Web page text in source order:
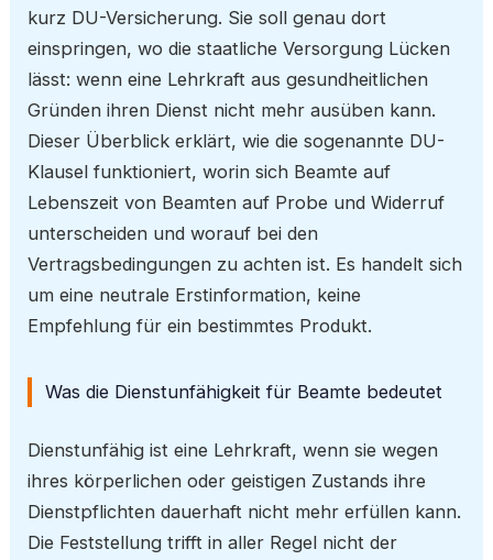
kurz DU-Versicherung. Sie soll genau dort
einspringen, wo die staatliche Versorgung Lücken
lässt: wenn eine Lehrkraft aus gesundheitlichen
Gründen ihren Dienst nicht mehr ausüben kann.
Dieser Überblick erklärt, wie die sogenannte DU-
Klausel funktioniert, worin sich Beamte auf
Lebenszeit von Beamten auf Probe und Widerruf
unterscheiden und worauf bei den
Vertragsbedingungen zu achten ist. Es handelt sich
um eine neutrale Erstinformation, keine
Empfehlung für ein bestimmtes Produkt.
Was die Dienstunfähigkeit für Beamte bedeutet
Dienstunfähig ist eine Lehrkraft, wenn sie wegen
ihres körperlichen oder geistigen Zustands ihre
Dienstpflichten dauerhaft nicht mehr erfüllen kann.
Die Feststellung trifft in aller Regel nicht der